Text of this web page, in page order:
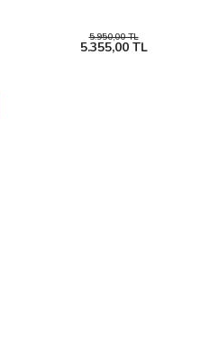
5.950,00 TL
5.355,00 TL